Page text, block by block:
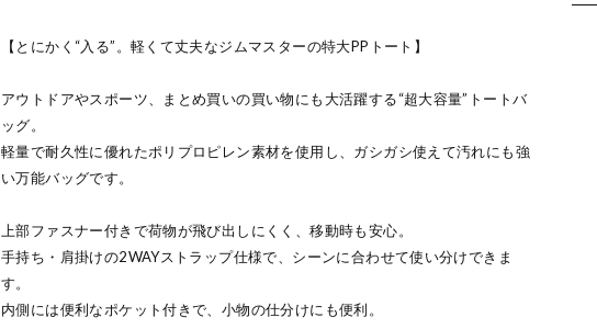
【とにかく“入る”。軽くて丈夫なジムマスターの特大PPトート】
アウトドアやスポーツ、まとめ買いの買い物にも大活躍する“超大容量”トートバ
ッグ。
軽量で耐久性に優れたポリプロピレン素材を使用し、ガシガシ使えて汚れにも強
い万能バッグです。
上部ファスナー付きで荷物が飛び出しにくく、移動時も安心。
手持ち・肩掛けの2WAYストラップ仕様で、シーンに合わせて使い分けできま
す。
内側には便利なポケット付きで、小物の仕分けにも便利。